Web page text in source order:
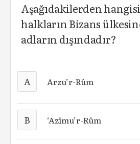
Aşağıdakilerden
halkların Bizans
adların dışındadır?
A Arzu’r-Rûm
B ‘Azîmu’r-Rûm